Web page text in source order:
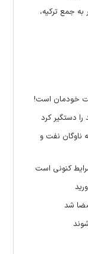
جمع ترکیه،
خودمان است!
دستگیر کرد
توسعه ناوگان نفت و
کنونی است
شد